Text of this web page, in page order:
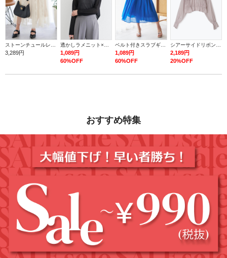
ストーンチュールレースロングスカート
3,289円
透かしラメニット×タンク
1,089円
60%OFF
ベルト付きスラブギャザーロングスカート
1,089円
60%OFF
シアーサイドリボンフリルショートシャツ
2,189円
20%OFF
おすすめ特集